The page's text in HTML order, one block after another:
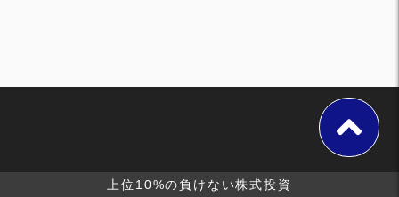
上位10%の負けない株式投資